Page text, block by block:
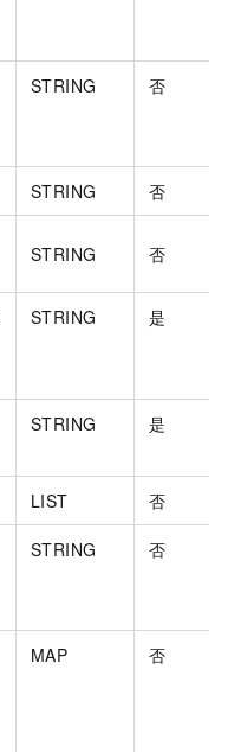
STRING 否
STRING 否
STRING 否
STRING 是
STRING 是
LIST 否
STRING 否
MAP 否